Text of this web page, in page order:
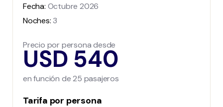
Fecha: Octubre 2026
Noches: 3
Precio por persona desde
USD 540
en función de 25 pasajeros
Tarifa por persona